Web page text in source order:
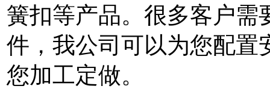
簧扣等产品。很多客户需
件，我公司可以为您配置
您加工定做。